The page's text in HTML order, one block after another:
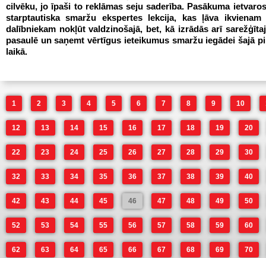
cilvēku, jo īpaši to reklāmas seju saderība. Pasākuma
starptautiska smaržu ekspertes lekcija, kas ļāva ikvienam
dalībniekam nokļūt valdzinošajā, bet, kā izrādās arī
pasaulē un saņemt vērtīgus ieteikumus smaržu iegādei šajā
laikā.
1 2 3 4 5 6 7 8 9 10
12 13 14 15 16 17 18 19 20
22 23 24 25 26 27 28 29 30
32 33 34 35 36 37 38 39 40
42 43 44 45 46 47 48 49 50
52 53 54 55 56 57 58 59 60
62 63 64 65 66 67 68 69 70